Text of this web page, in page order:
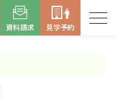
資料請求 見学予約